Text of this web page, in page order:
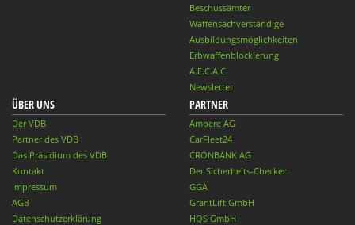
Beschussämter
Waffensachverständige
Ausbildungsmöglichkeiten
Erbwaffenblockierung
A.E.C.A.C.
Newsletter
ÜBER UNS
Der VDB
Partner des VDB
Das Präsidium des VDB
Kontakt
Impressum
AGB
Datenschutzerklärung
PARTNER
Ampere AG
CarFleet24
CRONBANK AG
Der Sicherheits-Checker
GGA
GrantLift GmbH
HQS GmbH